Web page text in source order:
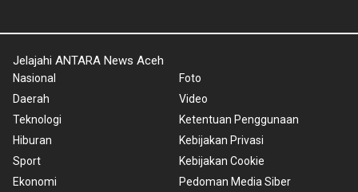
Jelajahi ANTARA News Aceh
Nasional
Daerah
Teknologi
Hiburan
Sport
Ekonomi
Foto
Video
Ketentuan Penggunaan
Kebijakan Privasi
Kebijakan Cookie
Pedoman Media Siber